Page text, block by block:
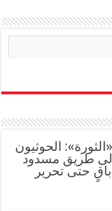
الحوثيون
طريق مسدود
حتى تحرير